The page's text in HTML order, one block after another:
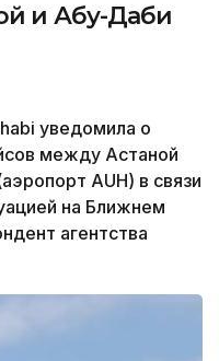
и Абу-Даби
уведомила о
между Астаной
AUH) в связи
на Ближнем
агентства